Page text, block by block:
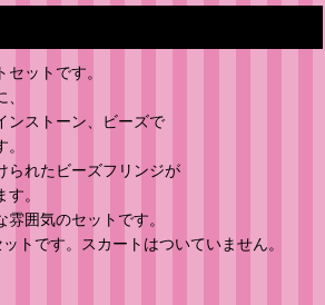
ットです。
ンストーン、ビーズで
られたビーズフリンジが
。
囲気のセットです。
トです。スカートはついていません。